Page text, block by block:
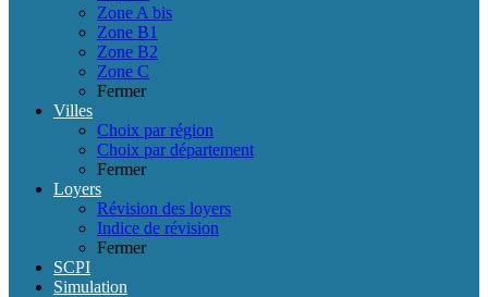
Zone A bis
Zone B1
Zone B2
Zone C
Fermer
Villes
Choix par région
Choix par département
Fermer
Loyers
Révision des loyers
Indice de révision
Fermer
SCPI
Simulation